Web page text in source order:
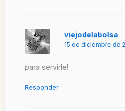
viejodelabolsa
15 de diciembre de
para servirle!
Responder